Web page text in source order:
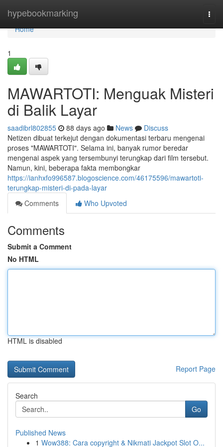
hypebookmarking
Home
Home
1
MAWARTOTI: Menguak Misteri
di Balik Layar
saadibrl802855 88 days ago News
Discuss
Netizen dibuat terkejut dengan dokumentasi terbaru mengenai
proses "MAWARTOTI". Selama ini, banyak rumor beredar
mengenai aspek yang tersembunyi terungkap dari film tersebut.
Namun, kini, beberapa fakta membongkar
https://ianhxfo996587.blogoscience.com/46175596/mawartoti-
terungkap-misteri-di-pada-layar
Comments
Who Upvoted
Comments
Submit a Comment
No HTML
HTML is disabled
Report Page
Search
Go
Published News
1 Wow388: Cara copyright & Nikmati Jackpot Slot O...